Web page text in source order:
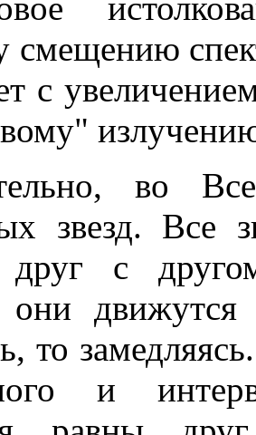
смещению
с
во
звезд. Все
друг с
они движутся
то
и